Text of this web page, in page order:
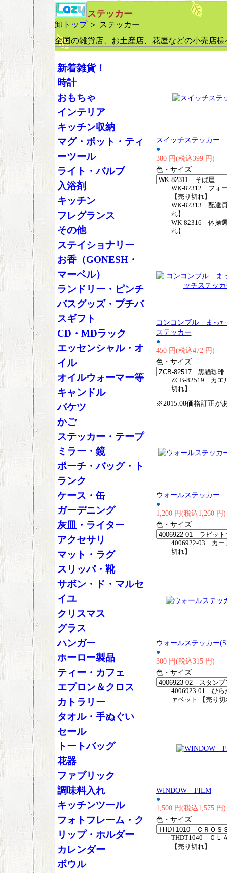
ステッカー
卸トップ＞ ステッカー
全国の雑貨店、お土産店、花屋などの小売店
スイッチステッカー
●
380 円(税込399 円)
色・サイズ
WK-82312 フォ
【売り切れ】
WK-82313 配達
れ】
WK-82316 体操
れ】
コンコンブル まっ
ステッカー
●
450 円(税込472 円)
色・サイズ
ZCB-82519 カエ
切れ】
※2015.08価格訂正が
ウォールステッカー
●
1,200 円(税込1,260 円)
色・サイズ
4006922-03 カー
切れ】
ウォールステッカー
●
300 円(税込315 円)
色・サイズ
4006923-01 ひら
ァベット 【売り切
WINDOW FILM
●
1,500 円(税込1,575 円)
色・サイズ
THDT1040 ＣＬ
【売り切れ】
新着雑貨！
時計
おもちゃ
インテリア
キッチン収納
マグ・ポット・ティ
ーツール
ライト・バルブ
入浴剤
キッチン
フレグランス
その他
ステイショナリー
お香（GONESH・
マーベル）
ランドリー・ピンチ
バスグッズ・プチバ
スギフト
CD・MDラック
エッセンシャル・オ
イル
オイルウォーマー等
キャンドル
バケツ
かご
ステッカー・テープ
ミラー・鏡
ポーチ・バッグ・ト
ランク
ケース・缶
ガーデニング
灰皿・ライター
アクセサリ
マット・ラグ
スリッパ・靴
サボン・ド・マルセ
イユ
クリスマス
グラス
ハンガー
ホーロー製品
ティー・カフェ
エプロン＆クロス
カトラリー
タオル・手ぬぐい
セール
トートバッグ
花器
ファブリック
調味料入れ
キッチンツール
フォトフレーム・ク
リップ・ホルダー
カレンダー
ボウル